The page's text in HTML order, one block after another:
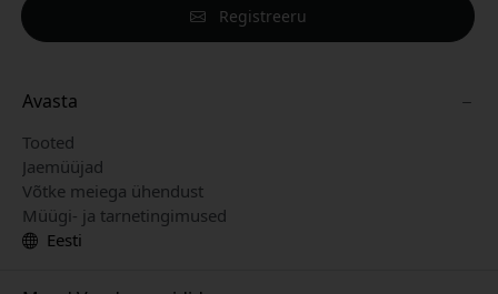
Registreeru
Avasta
Tooted
Jaemüüjad
Võtke meiega ühendust
Müügi- ja tarnetingimused
Eesti